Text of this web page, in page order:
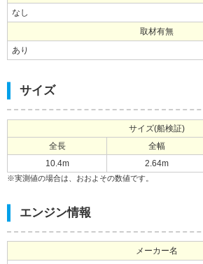
なし
取材有無
あり
サイズ
サイズ(船検証)
全長
全幅
10.4m
2.64m
※実測値の場合は、おおよその数値です。
エンジン情報
メーカー名